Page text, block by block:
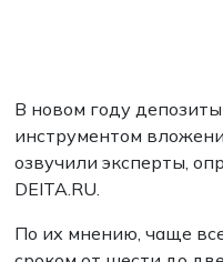
В новом году
инструментом
озвучили эксперты,
DEITA.RU.
По их мнению, чаще